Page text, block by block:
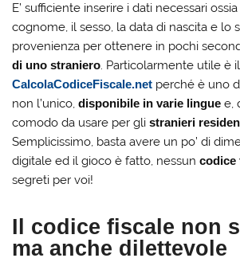
E’ sufficiente inserire i dati necessari
cognome, il sesso, la data di nascita e lo
provenienza per ottenere in pochi
di uno straniero. Particolarmente utile è
CalcolaCodiceFiscale.net perché è uno
non l’unico,disponibile in varie lingue e,
comodo da usare per glistranieri
Semplicissimo, basta avere un po’ di
digitale ed il gioco è fatto, nessuncodice
segreti per voi!
Il codice fiscale non
ma anche dilettevole